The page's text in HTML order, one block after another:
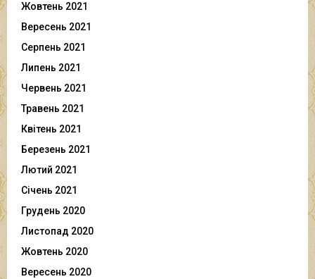
Жовтень 2021
Вересень 2021
Серпень 2021
Липень 2021
Червень 2021
Травень 2021
Квітень 2021
Березень 2021
Лютий 2021
Січень 2021
Грудень 2020
Листопад 2020
Жовтень 2020
Вересень 2020